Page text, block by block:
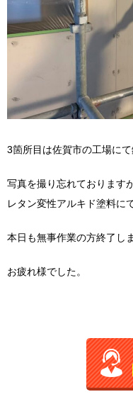
3箇所目は佐賀市の工場にて
写真を撮り忘れております
レタン変性アルキド塗料に
本日も無事作業の方終了し
お疲れ様でした。